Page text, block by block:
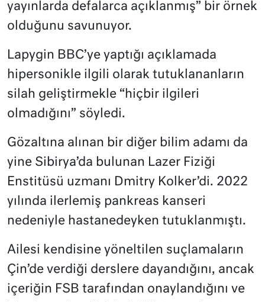
yayınlarda defalarca açıklanmış” bir örnek
olduğunu savunuyor.
Lapygin BBC’ye yaptığı açıklamada
hipersonikle ilgili olarak tutuklananların
silah geliştirmekle “hiçbir ilgileri
olmadığını” söyledi.
Gözaltına alınan bir diğer bilim adamı da
yine Sibirya’da bulunan Lazer Fiziği
Enstitüsü uzmanı Dmitry Kolker’di. 2022
yılında ilerlemiş pankreas kanseri
nedeniyle hastanedeyken tutuklanmıştı.
Ailesi kendisine yöneltilen suçlamaların
Çin’de verdiği derslere dayandığını, ancak
içeriğin FSB tarafından onaylandığını ve